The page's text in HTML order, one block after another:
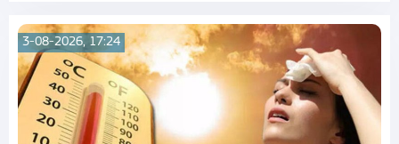
3-08-2026, 17:24